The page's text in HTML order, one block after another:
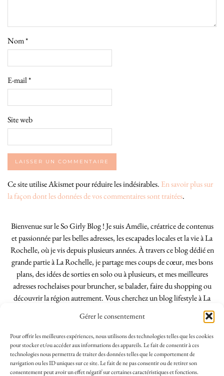
Gérer le consentement
Pour offrir les meilleures expériences, nous utilisons des technologies telles que les cookies
pour stocker et/ou accéder aux informations des appareils. Le fait de consentir à ces
technologies nous permettra de traiter des données telles que le comportement de
navigation ou les ID uniques sur ce site. Le fait de ne pas consentir ou de retirer son
consentement peut avoir un effet négatif sur certaines caractéristiques et fonctions.
Nom*
E-mail*
Site web
Ce site utilise Akismet pour réduire les indésirables. En savoir plus sur
la façon dont les données de vos commentaires sont traitées.
Bienvenue sur le So Girly Blog ! Je suis Amélie, créatrice de contenus
et passionnée par les belles adresses, les escapades locales et la vie à La
Rochelle, où je vis depuis plusieurs années. À travers ce blog dédié en
grande partie à La Rochelle, je partage mes coups de cœur, mes bons
plans, des idées de sorties en solo ou à plusieurs, et mes meilleures
adresses rochelaises pour bruncher, se balader, faire du shopping ou
découvrir la région autrement. Vous cherchez un blog lifestyle à La
Rochelle, tenu par une locale ? Vous êtes au bon endroit. Que vous
soyez Rochelais·e ou de passage dans notre belle ville, j’espère que mes
articles vous aideront à profiter de La Rochelle comme un·e vrai·e
initié·e. !